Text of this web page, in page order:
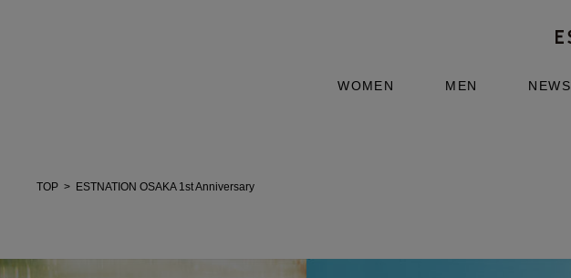
WOMEN MEN NEWS
TOP ESTNATION OSAKA 1st Anniversary